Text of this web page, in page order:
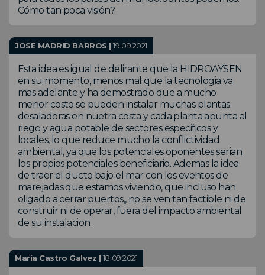
Cómo tan poca visión?.
JOSE MADRID BARROS |19.09.2021
Esta idea es igual de delirante que la HIDROAYSEN
en su momento, menos mal que la tecnologia va
mas adelante y ha demostrado que a mucho
menor costo se pueden instalar muchas plantas
desaladoras en nuetra costa y cada planta apunta al
riego y agua potable de sectores especificos y
locales, lo que reduce mucho la conflictividad
ambiental, ya que los potenciales oponentes serian
los propios potenciales beneficiario. Ademas la idea
de traer el ducto bajo el mar con los eventos de
marejadas que estamos viviendo, que incluso han
oligado a cerrar puertos,, no se ven tan factible ni de
construir ni de operar, fuera del impacto ambiental
de su instalacion.
María Castro Galvez | 18.09.2021